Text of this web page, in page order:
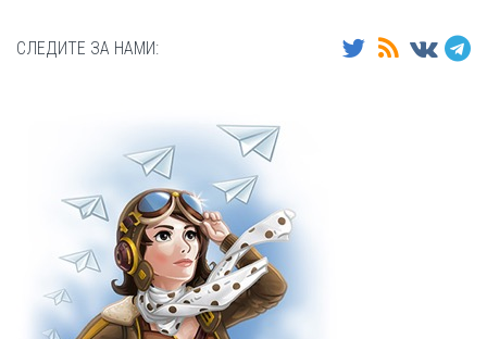
СЛЕДИТЕ ЗА НАМИ: